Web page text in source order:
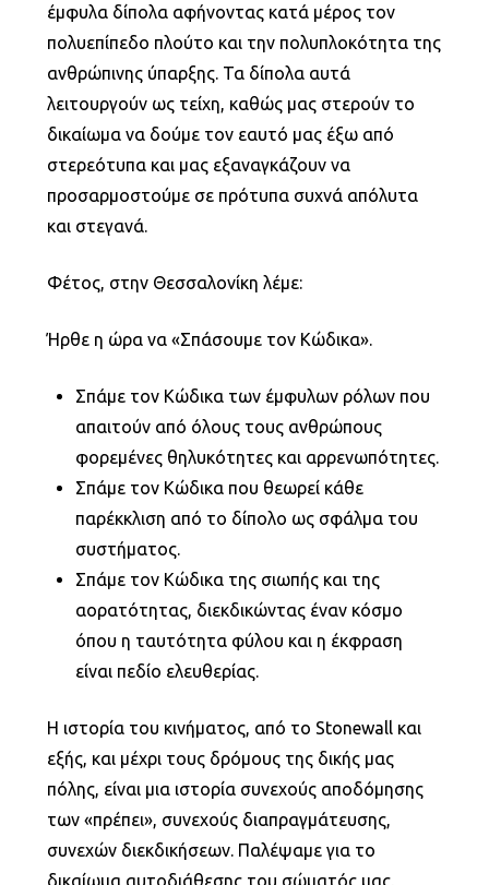
έμφυλα δίπολα αφήνοντας κατά μέρος τον
πολυεπίπεδο πλούτο και την πολυπλοκότητα της
ανθρώπινης ύπαρξης. Τα δίπολα αυτά
λειτουργούν ως τείχη, καθώς μας στερούν το
δικαίωμα να δούμε τον εαυτό μας έξω από
στερεότυπα και μας εξαναγκάζουν να
προσαρμοστούμε σε πρότυπα συχνά απόλυτα
και στεγανά.
Φέτος, στην Θεσσαλονίκη λέμε:
Ήρθε η ώρα να «Σπάσουμε τον Κώδικα».
Σπάμε τον Κώδικα των έμφυλων ρόλων που
απαιτούν από όλους τους ανθρώπους
φορεμένες θηλυκότητες και αρρενωπότητες.
Σπάμε τον Κώδικα που θεωρεί κάθε
παρέκκλιση από το δίπολο ως σφάλμα του
συστήματος.
Σπάμε τον Κώδικα της σιωπής και της
αορατότητας, διεκδικώντας έναν κόσμο
όπου η ταυτότητα φύλου και η έκφραση
είναι πεδίο ελευθερίας.
Η ιστορία του κινήματος, από το Stonewall και
εξής, και μέχρι τους δρόμους της δικής μας
πόλης, είναι μια ιστορία συνεχούς αποδόμησης
των «πρέπει», συνεχούς διαπραγμάτευσης,
συνεχών διεκδικήσεων. Παλέψαμε για το
δικαίωμα αυτοδιάθεσης του σώματός μας,